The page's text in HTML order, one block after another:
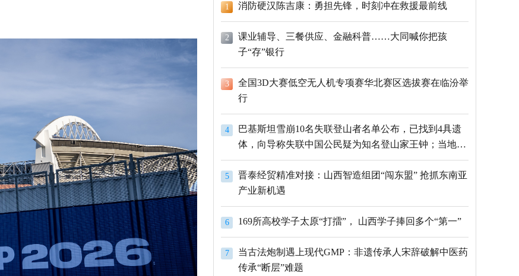
1 消防硬汉陈吉康：勇担先锋，时刻冲在救援最前线
2
课业辅导、三餐供应、金融科普……大同喊你把孩
子“存”银行
3
全国3D大赛低空无人机专项赛华北赛区选拔赛在临汾举
行
4
巴基斯坦雪崩10名失联登山者名单公布，已找到4具遗
体，向导称失联中国公民疑为知名登山家王钟；当地官
员：已定位到3个追踪器
5
晋泰经贸精准对接：山西智造组团“闯东盟” 抢抓东南亚
产业新机遇
6 169所高校学子太原“打擂”， 山西学子捧回多个“第一”
7
当古法炮制遇上现代GMP：非遗传承人宋辞破解中医药
传承“断层”难题